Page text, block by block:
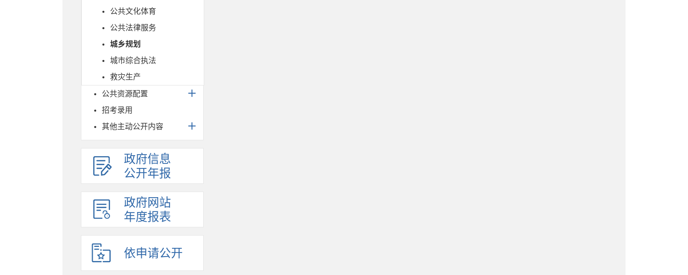
公共文化体育
公共法律服务
城乡规划
城市综合执法
救灾生产
公共资源配置
招考录用
其他主动公开内容
政府信息
公开年报
政府网站
年度报表
依申请公开